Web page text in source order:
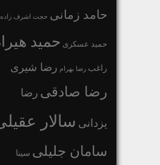
حامد زمانی حجت اشرف زاده
حمید عسکری حمید
راغب رضا بهرام رضا شیری
رضا صادقی رضا
یزدانی سالار
سامان جلیلی سینا